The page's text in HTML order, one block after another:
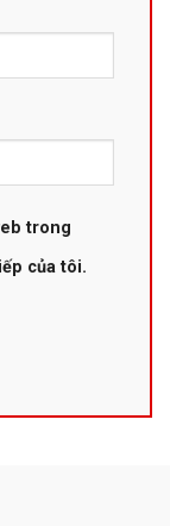
trong
của tôi.